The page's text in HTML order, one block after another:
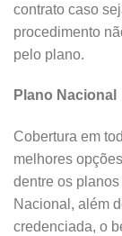
contrato caso
procedimento
pelo plano.
Plano Nacional
Cobertura em
melhores
dentre os
Nacional, além
credenciada, o